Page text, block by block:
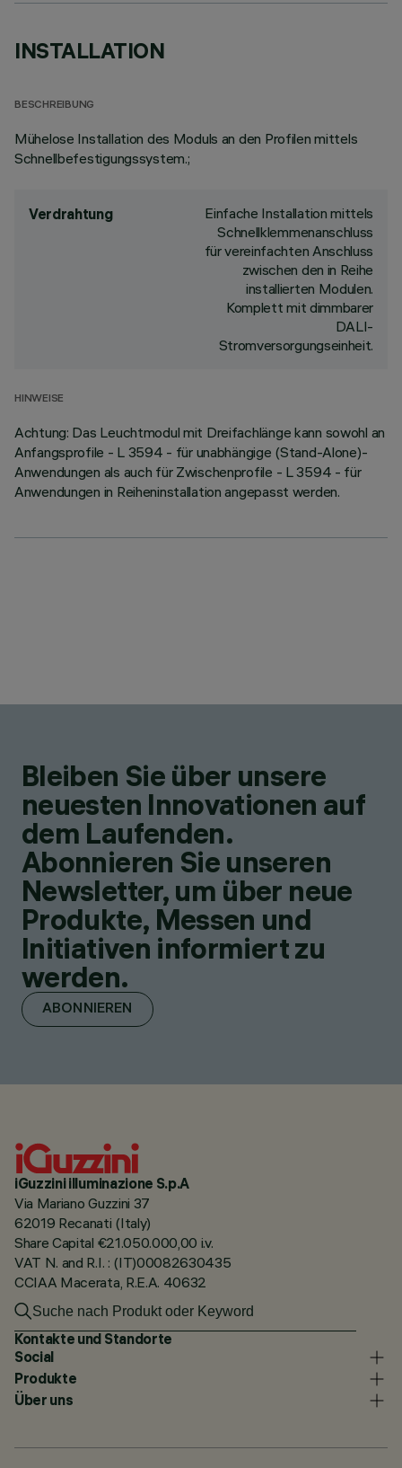
INSTALLATION
BESCHREIBUNG
Mühelose Installation des Moduls an den Profilen mittels
Schnellbefestigungssystem.;
Verdrahtung
Einfache Installation mittels
Schnellklemmenanschluss
für vereinfachten Anschluss
zwischen den in Reihe
installierten Modulen.
Komplett mit dimmbarer
DALI-
Stromversorgungseinheit.
HINWEISE
Achtung: Das Leuchtmodul mit Dreifachlänge kann sowohl an
Anfangsprofile - L 3594 - für unabhängige (Stand-Alone)-
Anwendungen als auch für Zwischenprofile - L 3594 - für
Anwendungen in Reiheninstallation angepasst werden.
Bleiben Sie über unsere
neuesten Innovationen auf
dem Laufenden.
Abonnieren Sie unseren
Newsletter, um über neue
Produkte, Messen und
Initiativen informiert zu
werden.
ABONNIEREN
iGuzzini illuminazione S.p.A
Via Mariano Guzzini 37
62019 Recanati (Italy)
Share Capital €21.050.000,00 i.v.
VAT N. and R.I. : (IT)00082630435
CCIAA Macerata, R.E.A. 40632
Kontakte und Standorte
Social
Produkte
Über uns